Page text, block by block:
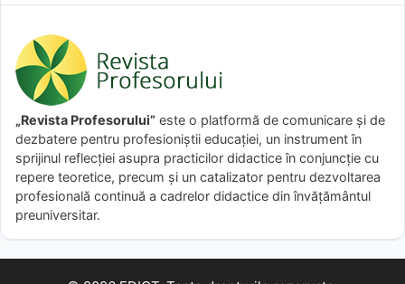
„Revista Profesorului” este o platformă de comunicare și de
dezbatere pentru profesioniștii educației, un instrument în
sprijinul reflecției asupra practicilor didactice în conjuncție cu
repere teoretice, precum și un catalizator pentru dezvoltarea
profesională continuă a cadrelor didactice din învățământul
preuniversitar.